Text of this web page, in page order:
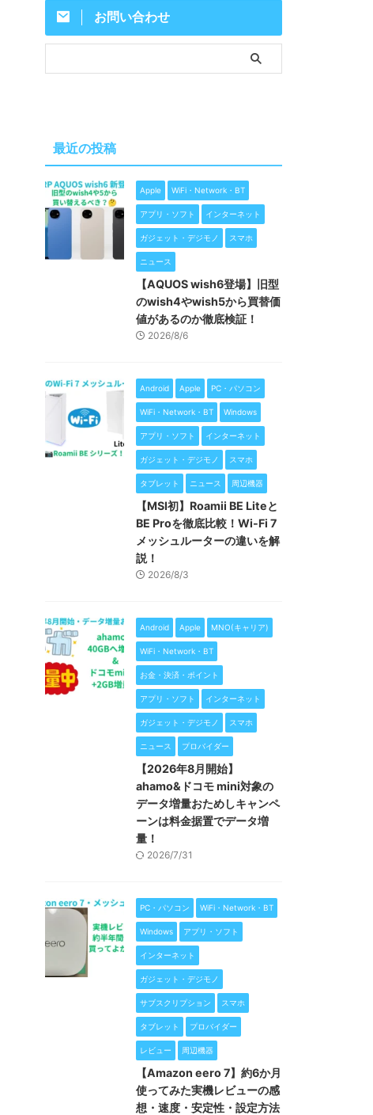
お問い合わせ
最近の投稿
Apple WiFi・Network・BT
アプリ・ソフト インターネット
ガジェット・デジモノ スマホ
ニュース
【AQUOS wish6登場】旧型
のwish4やwish5から買替価
値があるのか徹底検証！
2026/8/6
Android Apple PC・パソコン
WiFi・Network・BT Windows
アプリ・ソフト インターネット
ガジェット・デジモノ スマホ
タブレット ニュース 周辺機器
【MSI初】Roamii BE Liteと
BE Proを徹底比較！Wi-Fi 7
メッシュルーターの違いを解
説！
2026/8/3
Android Apple MNO(キャリア)
WiFi・Network・BT
お金・決済・ポイント
アプリ・ソフト インターネット
ガジェット・デジモノ スマホ
ニュース プロバイダー
【2026年8月開始】
ahamo&ドコモ mini対象の
データ増量おためしキャンペ
ーンは料金据置でデータ増
量！
2026/7/31
PC・パソコン WiFi・Network・BT
Windows アプリ・ソフト
インターネット
ガジェット・デジモノ
サブスクリプション スマホ
タブレット プロバイダー
レビュー 周辺機器
【Amazon eero 7】約6か月
使ってみた実機レビューの感
想・速度・安定性・設定方法